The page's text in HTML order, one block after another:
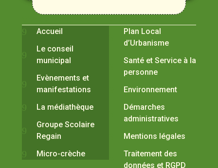
Accueil
Le conseil
municipal
Evènements et
manifestations
La médiathèque
Groupe Scolaire
Regain
Micro-crèche
Plan Local
d’Urbanisme
Santé et Service à la
personne
Environnement
Démarches
administratives
Mentions légales
Traitement des
données et RGPD